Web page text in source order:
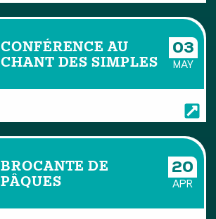
CONFÉRENCE AU
CHANT DES SIMPLES
03
MAY
BROCANTE DE
PÂQUES
20
APR